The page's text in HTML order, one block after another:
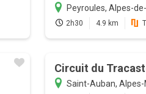
Peyroules, Alpes-
2h30 4.9 km
Circuit du
Saint-Auban,